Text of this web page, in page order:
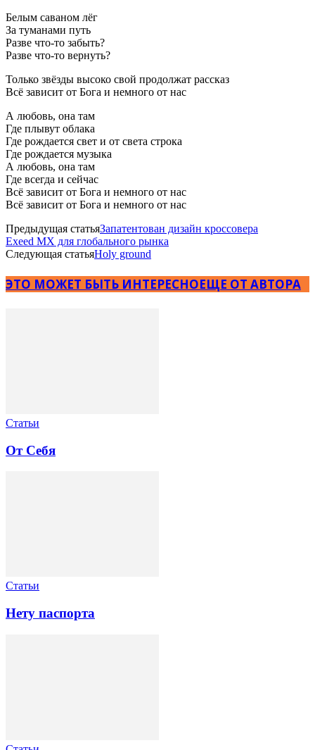
Белым саваном лёг
За туманами путь
Разве что-то забыть?
Разве что-то вернуть?
Только звёзды высоко свой продолжат рассказ
Всё зависит от Бога и немного от нас
А любовь, она там
Где плывут облака
Где рождается свет и от света строка
Где рождается музыка
А любовь, она там
Где всегда и сейчас
Всё зависит от Бога и немного от нас
Всё зависит от Бога и немного от нас
Предыдущая статьяЗапатентован дизайн кроссовера
Exeed MX для глобального рынка
Следующая статьяHoly ground
ЭТО МОЖЕТ БЫТЬ ИНТЕРЕСНОЕЩЕ ОТ АВТОРА
Статьи
От Себя
Статьи
Нету паспорта